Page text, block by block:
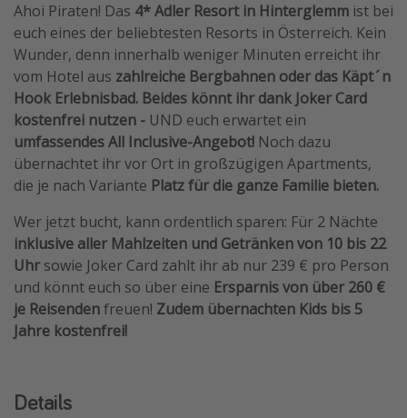
Ahoi Piraten! Das 4* Adler Resort in Hinterglemm ist bei
euch eines der beliebtesten Resorts in Österreich. Kein
Wunder, denn innerhalb weniger Minuten erreicht ihr
vom Hotel aus zahlreiche Bergbahnen oder das Käpt´n
Hook Erlebnisbad. Beides könnt ihr dank Joker Card
kostenfrei nutzen - UND euch erwartet ein
umfassendes All Inclusive-Angebot! Noch dazu
übernachtet ihr vor Ort in großzügigen Apartments,
die je nach Variante Platz für die ganze Familie bieten.
Wer jetzt bucht, kann ordentlich sparen: Für 2 Nächte
inklusive aller Mahlzeiten und Getränken von 10 bis 22
Uhr sowie Joker Card zahlt ihr ab nur 239 € pro Person
und könnt euch so über eine Ersparnis von über 260 €
je Reisendenfreuen! Zudem übernachten Kids bis 5
Jahre kostenfrei!
Details